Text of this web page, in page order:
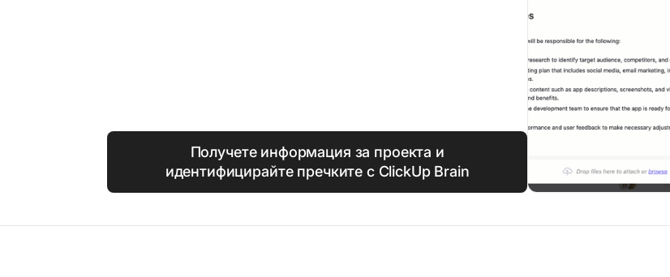
Получете информация за проекта и
идентифицирайте пречките с ClickUp Brain